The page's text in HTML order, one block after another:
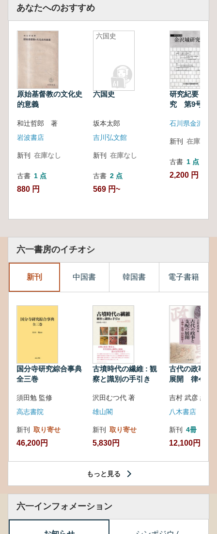
あなたへのおすすめ
原始基督教の文化史
的意義
和辻哲郎 著
岩波書店
新刊 在庫なし
古書 1 点
880 円
六国史
六国史
坂本太郎
吉川弘文館
新刊 在庫なし
古書 2 点
569 円~
研究紀要 金
究 第9号
新刊 在庫なし
古書 1 点
2,200 円
六一書房のイチオシ
新刊 中国書 韓国書 電子書籍
国分寺研究綜合事典
全三巻
須田勉 監修
高志書院
新刊 取り寄せ
46,200円
古墳時代の繊維 : 観
察と識別の手引き
沢田むつ代 著
雄山閣
新刊 取り寄せ
5,830円
古代の政事と
展開 律令・
吉村 武彦 編集
八木書店
新刊 4冊
12,100円
もっと見る
六一インフォメーション